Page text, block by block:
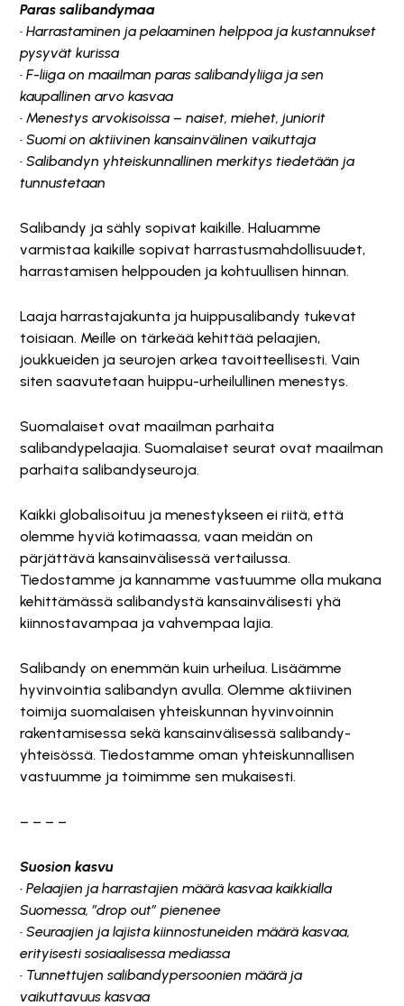
Paras salibandymaa
• Harrastaminen ja pelaaminen helppoa ja kustannukset
pysyvät kurissa
• F-liiga on maailman paras salibandyliiga ja sen
kaupallinen arvo kasvaa
• Menestys arvokisoissa – naiset, miehet, juniorit
• Suomi on aktiivinen kansainvälinen vaikuttaja
• Salibandyn yhteiskunnallinen merkitys tiedetään ja
tunnustetaan
Salibandy ja sähly sopivat kaikille. Haluamme
varmistaa kaikille sopivat harrastusmahdollisuudet,
harrastamisen helppouden ja kohtuullisen hinnan.
Laaja harrastajakunta ja huippusalibandy tukevat
toisiaan. Meille on tärkeää kehittää pelaajien,
joukkueiden ja seurojen arkea tavoitteellisesti. Vain
siten saavutetaan huippu-urheilullinen menestys.
Suomalaiset ovat maailman parhaita
salibandypelaajia. Suomalaiset seurat ovat maailman
parhaita salibandyseuroja.
Kaikki globalisoituu ja menestykseen ei riitä, että
olemme hyviä kotimaassa, vaan meidän on
pärjättävä kansainvälisessä vertailussa.
Tiedostamme ja kannamme vastuumme olla mukana
kehittämässä salibandystä kansainvälisesti yhä
kiinnostavampaa ja vahvempaa lajia.
Salibandy on enemmän kuin urheilua. Lisäämme
hyvinvointia salibandyn avulla. Olemme aktiivinen
toimija suomalaisen yhteiskunnan hyvinvoinnin
rakentamisessa sekä kansainvälisessä salibandy-
yhteisössä. Tiedostamme oman yhteiskunnallisen
vastuumme ja toimimme sen mukaisesti.
– – – –
Suosion kasvu
• Pelaajien ja harrastajien määrä kasvaa kaikkialla
Suomessa, ”drop out” pienenee
• Seuraajien ja lajista kiinnostuneiden määrä kasvaa,
erityisesti sosiaalisessa mediassa
• Tunnettujen salibandypersoonien määrä ja
vaikuttavuus kasvaa